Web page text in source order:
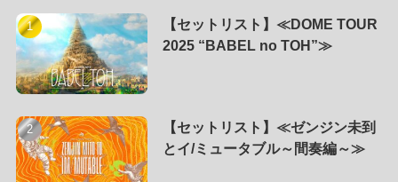
【セットリスト】≪DOME TOUR
2025 “BABEL no TOH”≫
【セットリスト】≪ゼンジン未到
とイ/ミュータブル～間奏編～≫